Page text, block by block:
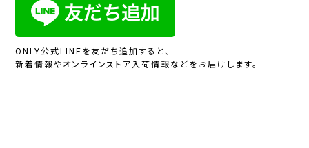
ONLY公式LINEを友だち追加すると、
新着情報やオンラインストア入荷情報などをお届けします。